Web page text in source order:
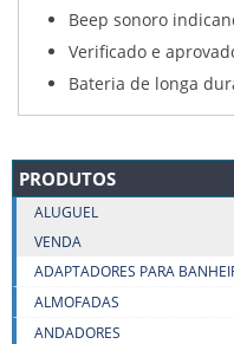
Beep sonoro
Verificado e
Bateria de longa
PRODUTOS
ALUGUEL
VENDA
ADAPTADORES PARA
ALMOFADAS
ANDADORES